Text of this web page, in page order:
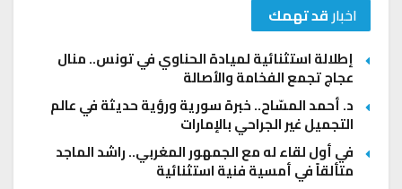
اخبارقد تهمك
إطلالة استثنائية لميادة الحناوي في تونس.. منال
عجاج تجمع الفخامة والأصالة
د. أحمد المسّاح.. خبرة سورية ورؤية حديثة في عالم
التجميل غير الجراحي بالإمارات
في أول لقاء له مع الجمهور المغربي.. راشد الماجد
متألقاً في أمسية فنية استثنائية